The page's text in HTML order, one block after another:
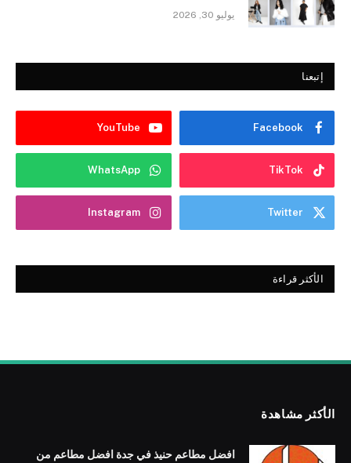
يوليو 30, 2026
إتبعنا
Facebook
YouTube
TikTok
WhatsApp
Twitter
Instagram
الأكثر قراءة
الأكثر مشاهدة
افضل مطاعم حنيذ في جدة افضل مطاعم من